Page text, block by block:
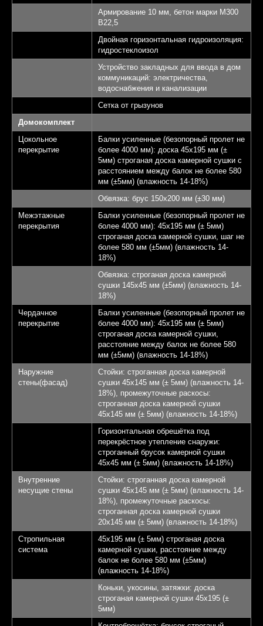
Армирование 10 мм, бетон марки М300
B22,5
Двойная горизонтальная гидроизоляция:
гидростеклоизол
Устройство закладных для ввода в дом
коммуникаций: электричества,
водоснабжения и канализации
Сетка от грызунов
Домокомплект
Цокольное
перекрытие
Балки усиленные (безопорный пролет не
более 4000 мм): доска 45х195 мм (±
5мм) строганая доска камерной сушки с
расстоянием между балок не более 580
мм (±5мм) (влажность 14-18%)
Обвязка: брус 150х200 мм (±30 мм)
Межэтажные
перекрытия
Балки усиленные (безопорный пролет не
более 4000 мм): 45х195 мм (± 5мм)
строганая доска камерной сушки, шаг не
более 580 мм (±5мм) (влажность 14-
18%)
Обвязка: строганая доска камерной
сушки 145х45 мм (±5мм) (влажность 14-
18%)
Чердачное
перекрытие
Балки усиленные (безопорный пролет не
более 4000 мм): 45х195 мм (± 5мм)
строганая доска камерной сушки,
расстояние между балок не более 580
мм (±5мм) (влажность 14-18%)
Наружние
стены(фасад)
Стойки: строганная доска камерной
сушки 45х145 мм (± 5мм) (влажность 14-
18%), промежуточные раскосы:
строганная доска камерной сушки
45х145 мм (± 5мм) (влажность 14-18%)
Горизонтальная обрешётка под
перекрёстное утепление снаружи:
строганный брусок камерной сушки
45х45 мм (± 5мм) (влажность 14-18%)
Внутренние
несущие стены
Стойки: строганная доска камерной
сушки 45х145 мм (± 5мм) (влажность 14-
18%), промежуточные раскосы:
строганная доска камерной сушки
20х145 мм (± 5мм) (влажность 14-18%)
Стропильная
система
45х195 мм (± 5мм) строганая доска
камерной сушки, расстояние между
балок не более 580 мм (±5мм)
(влажность 14-18%)
Коньки, укосины, затяжки: доска
строганая камерной сушки 45х195 (±
5мм)